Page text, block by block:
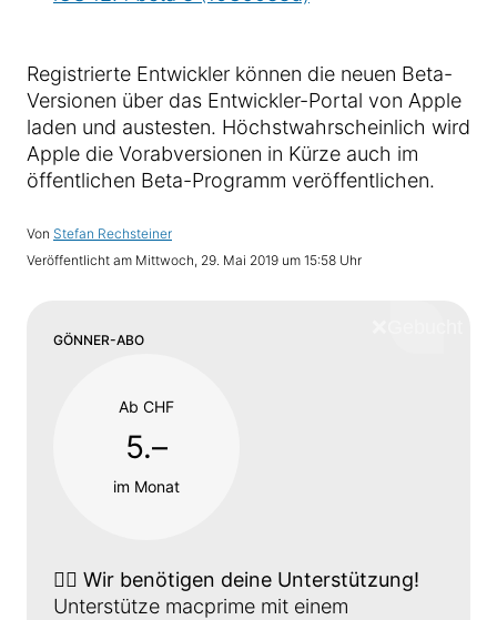
Registrierte Entwickler können die neuen Beta-
Versionen über das Entwickler-Portal von Apple
laden und austesten. Höchstwahrscheinlich wird
Apple die Vorabversionen in Kürze auch im
öffentlichen Beta-Programm veröffentlichen.
Von Stefan Rechsteiner
Veröffentlicht am Mittwoch, 29. Mai 2019 um 15:58 Uhr
GÖNNER-ABO
Ab CHF
5.–
im Monat
👉🏼 Wir benötigen deine Unterstützung!
Unterstütze macprime mit einem